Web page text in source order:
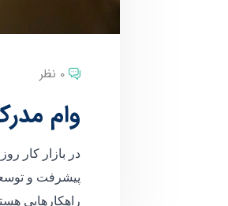
0 نظر
وام
در بازار کار
پیشرفت و
راهکارهایی